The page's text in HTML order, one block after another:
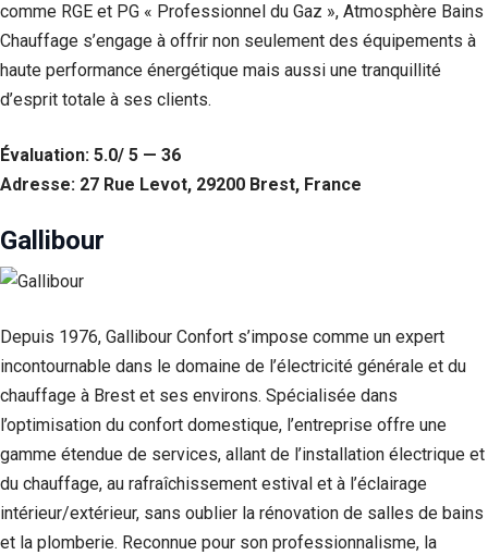
comme RGE et PG « Professionnel du Gaz », Atmosphère Bains
Chauffage s’engage à offrir non seulement des équipements à
haute performance énergétique mais aussi une tranquillité
d’esprit totale à ses clients.
Évaluation: 5.0/ 5 — 36
Adresse: 27 Rue Levot, 29200 Brest, France
Gallibour
Depuis 1976, Gallibour Confort s’impose comme un expert
incontournable dans le domaine de l’électricité générale et du
chauffage à Brest et ses environs. Spécialisée dans
l’optimisation du confort domestique, l’entreprise offre une
gamme étendue de services, allant de l’installation électrique et
du chauffage, au rafraîchissement estival et à l’éclairage
intérieur/extérieur, sans oublier la rénovation de salles de bains
et la plomberie. Reconnue pour son professionnalisme, la
nous
puissions
améliorer la
fonctionnalité
et la structure
du site Web,
de la façon
dont le site
Web est
Experience
site Web
aussi bien que
possible lors
de votre visite.
Si vous
refusez ces
cookies,
certaines
fonctionnalités
disparaîtront